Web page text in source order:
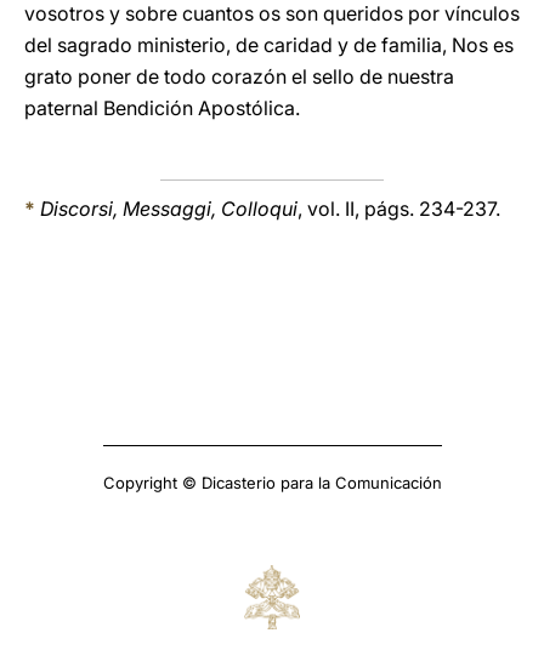
vosotros y sobre cuantos os son queridos por vínculos
del sagrado ministerio, de caridad y de familia, Nos es
grato poner de todo corazón el sello de nuestra
paternal Bendición Apostólica.
* Discorsi, Messaggi, Colloqui, vol. II, págs. 234-237.
Copyright © Dicasterio para la Comunicación